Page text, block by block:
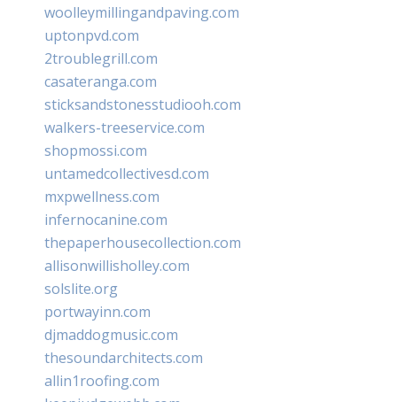
woolleymillingandpaving.com
uptonpvd.com
2troublegrill.com
casateranga.com
sticksandstonesstudiooh.com
walkers-treeservice.com
shopmossi.com
untamedcollectivesd.com
mxpwellness.com
infernocanine.com
thepaperhousecollection.com
allisonwillisholley.com
solslite.org
portwayinn.com
djmaddogmusic.com
thesoundarchitects.com
allin1roofing.com